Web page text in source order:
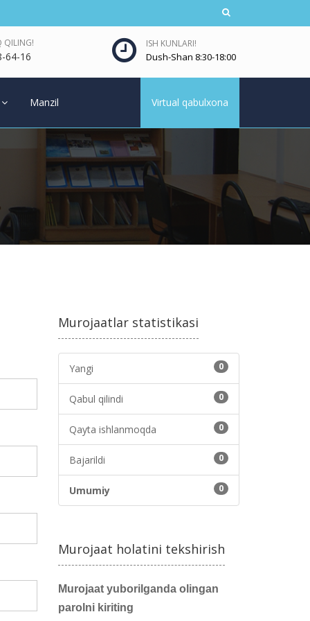
QILING!
64-16
ISH KUNLARI!
Dush-Shan 8:30-18:00
Manzil Virtual qabulxona
Murojaatlar statistikasi
0
Yangi
0
Qabul qilindi
0
Qayta ishlanmoqda
0
Bajarildi
0
Umumiy
Murojaat holatini tekshirish
Murojaat yuborilganda olingan
parolni kiriting